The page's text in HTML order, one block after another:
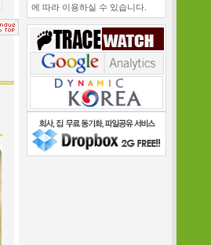
에 따라 이용하실 수 있습니다.